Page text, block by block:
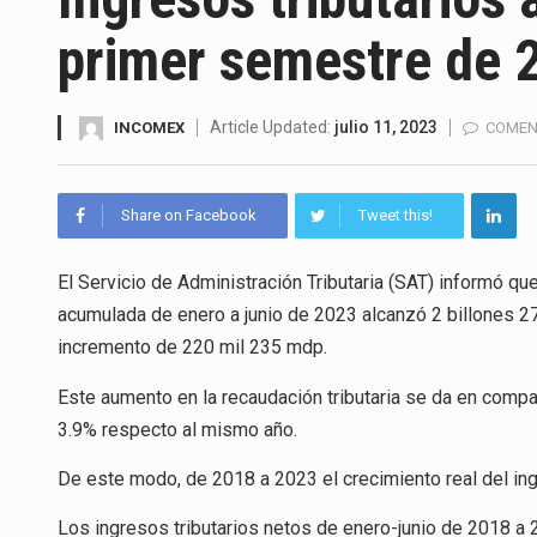
La Coalition for a Prosperous
Solo el 17.8 % de las
Ante la suspensión temporal
La industria automotriz
La inversión fija bruta en
El gobierno de Estados
El Departamento de
primer semestre de
INCOMEX Article Updated: julio 11, 2023
Share on Facebook Tweet this!
El Servicio de Administración Tributaria (SAT) informó
acumulada de enero a junio de 2023 alcanzó 2 billones
incremento de 220 mil 235 mdp.
Este aumento en la recaudación tributaria se da en
3.9% respecto al mismo año.
De este modo, de 2018 a 2023 el crecimiento real del
Los ingresos tributarios netos de enero-junio de 2018 a